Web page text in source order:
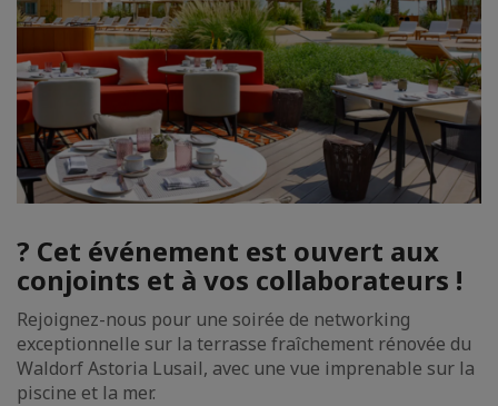
? Cet événement est ouvert aux
conjoints et à vos collaborateurs !
Rejoignez-nous pour une soirée de networking
exceptionnelle sur la terrasse fraîchement rénovée du
Waldorf Astoria Lusail, avec une vue imprenable sur la
piscine et la mer.